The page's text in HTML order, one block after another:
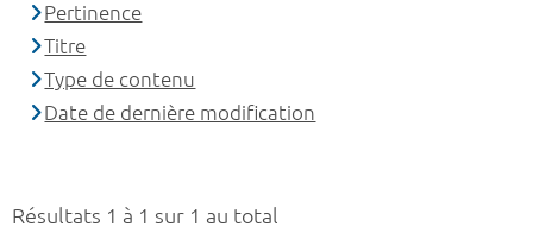
Résultats 1 à 1 sur 1 au total
Pertinence
Titre
Type de contenu
Date de dernière modification